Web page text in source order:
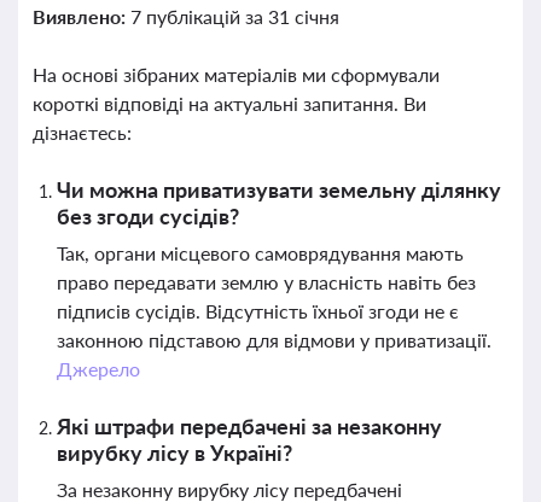
Виявлено: 7 публікацій за 31 січня
На основі зібраних матеріалів ми сформували
короткі відповіді на актуальні запитання. Ви
дізнаєтесь:
Чи можна приватизувати земельну ділянку
без згоди сусідів?
Так, органи місцевого самоврядування мають
право передавати землю у власність навіть без
підписів сусідів. Відсутність їхньої згоди не є
законною підставою для відмови у приватизації.
Джерело
Які штрафи передбачені за незаконну
вирубку лісу в Україні?
За незаконну вирубку лісу передбачені